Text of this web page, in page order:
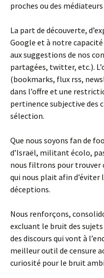
proches ou des
La part de découverte,
Google et à notre
aux suggestions de nos
partagées, twitter, etc.).
(bookmarks, flux rss,
dans l’offre et une
pertinence subjective des
sélection.
Que nous soyons fan de
d’Israël, militant écolo,
nous filtrons pour trouver
qui nous plait afin d’éviter
déceptions.
Nous renforçons,
excluant le bruit des
des discours qui vont à
meilleur outil de censure
curiosité pour le bruit